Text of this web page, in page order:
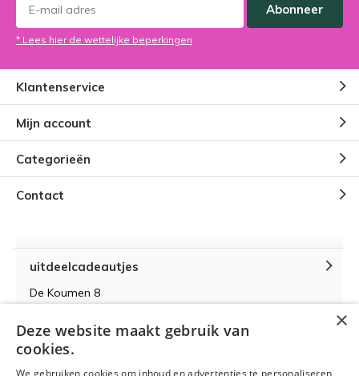
Abonneer
* Lees hier de wettelijke beperkingen
Klantenservice
Mijn account
Categorieën
Contact
uitdeelcadeautjes
De Koumen 8
KvK-nummer 14087571
BTW-nummer NL 815399145 B01
×
Deze website maakt gebruik van
cookies.
We gebruiken cookies om inhoud en advertenties te personaliseren